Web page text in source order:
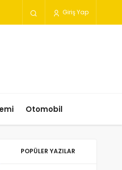
Giriş Yap
Otomobil
POPÜLER YAZILAR